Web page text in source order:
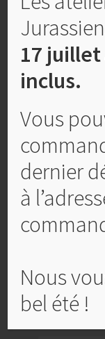
17 juillet
inclus.
Vous
dernier
à
Nous
bel été !